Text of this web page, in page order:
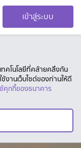
เข้าสู่ระบบ
ทคโนโลยีที่คล้ายคลึงกัน
งานเว็บไซต์ของท่านให้ดี
ช้คุกกี้ของธนาคาร